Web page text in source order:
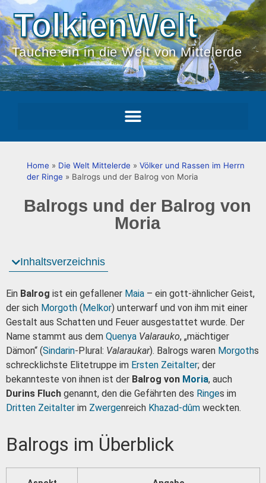
TolkienWelt
Tauche ein in die Welt von Mittelerde
Home » Die Welt Mittelerde » Völker und Rassen im Herrn
der Ringe » Balrogs und der Balrog von Moria
Balrogs und der Balrog von
Moria
Inhaltsverzeichnis
Ein Balrog ist ein gefallener Maia – ein gott-ähnlicher Geist,
der sich Morgoth ( Melkor) unterwarf und von ihm mit einer
Gestalt aus Schatten und Feuer ausgestattet wurde. Der
Name stammt aus dem Quenya Valarauko, „mächtiger
Dämon“ (Sindarin-Plural: Valaraukar). Balrogs waren Morgoths
schrecklichste Elitetruppe im Ersten Zeitalter; der
bekannteste von ihnen ist der Balrog von Moria, auch
Durins Fluch genannt, den die Gefährten des Ringes im
Dritten Zeitalter im Zwergenreich Khazad-dûm weckten.
Balrogs im Überblick